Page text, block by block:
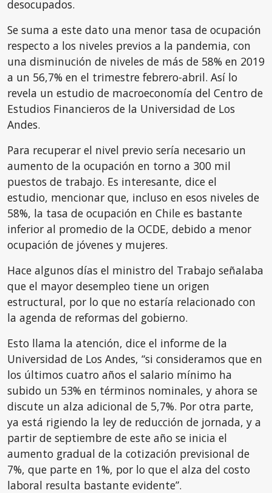
desocupados.
Se suma a este dato una menor tasa de ocupación
respecto a los niveles previos a la pandemia, con
una disminución de niveles de más de 58% en 2019
a un 56,7% en el trimestre febrero-abril. Así lo
revela un estudio de macroeconomía del Centro de
Estudios Financieros de la Universidad de Los
Andes.
Para recuperar el nivel previo sería necesario un
aumento de la ocupación en torno a 300 mil
puestos de trabajo. Es interesante, dice el
estudio, mencionar que, incluso en esos niveles de
58%, la tasa de ocupación en Chile es bastante
inferior al promedio de la OCDE, debido a menor
ocupación de jóvenes y mujeres.
Hace algunos días el ministro del Trabajo señalaba
que el mayor desempleo tiene un origen
estructural, por lo que no estaría relacionado con
la agenda de reformas del gobierno.
Esto llama la atención, dice el informe de la
Universidad de Los Andes, “si consideramos que en
los últimos cuatro años el salario mínimo ha
subido un 53% en términos nominales, y ahora se
discute un alza adicional de 5,7%. Por otra parte,
ya está rigiendo la ley de reducción de jornada, y a
partir de septiembre de este año se inicia el
aumento gradual de la cotización previsional de
7%, que parte en 1%, por lo que el alza del costo
laboral resulta bastante evidente”.